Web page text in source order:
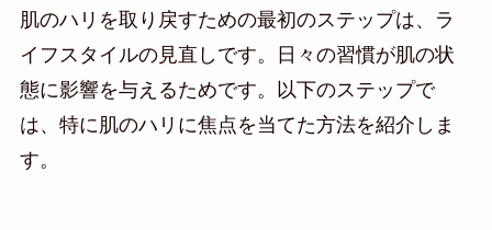
肌のハリを取り戻すための最初のステップは、ラ
イフスタイルの見直しです。日々の習慣が肌の状
態に影響を与えるためです。以下のステップで
は、特に肌のハリに焦点を当てた方法を紹介しま
す。